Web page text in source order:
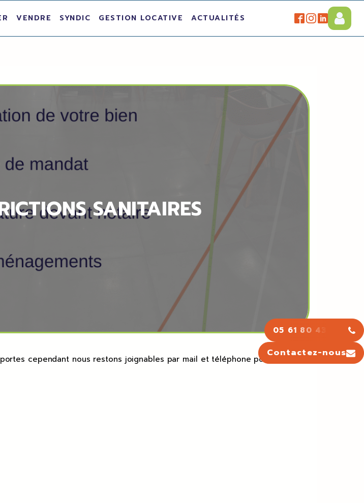
VENDRE SYNDIC GESTION LOCATIVE ACTUALITÉS
05 61 80 43 43
Contactez-nous
SANITAIRES
cependant nous restons joignables par mail et téléphone pour vous